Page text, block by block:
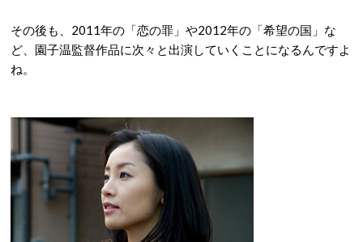
その後も、2011年の「恋の罪」や2012年の「希望の国」な
ど、園子温監督作品に次々と出演していくことになるんですよ
ね。